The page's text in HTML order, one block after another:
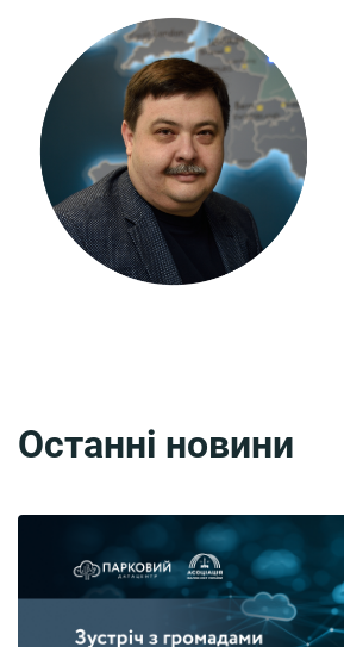
Останні новини